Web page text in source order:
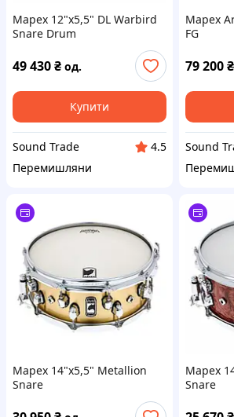
Mapex 12"x5,5" DL Warbird
Snare Drum
49 430₴ од.
Купити
Sound Trade
4.5
Перемишляни
Mapex
FG
79 200₴
Sound
Mapex 14"x5,5" Metallion
Snare
Mapex
Snare